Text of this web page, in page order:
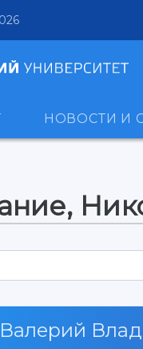
НОВОСТИ И